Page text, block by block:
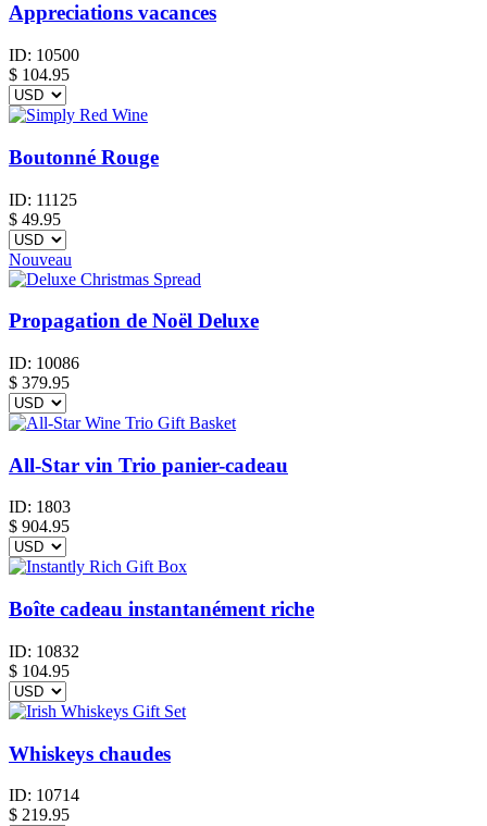
Appreciations vacances
ID: 10500
$ 104.95
Boutonné Rouge
ID: 11125
$ 49.95
Nouveau
Propagation de Noël Deluxe
ID: 10086
$ 379.95
All-Star vin Trio panier-cadeau
ID: 1803
$ 904.95
Boîte cadeau instantanément riche
ID: 10832
$ 104.95
Whiskeys chaudes
ID: 10714
$ 219.95